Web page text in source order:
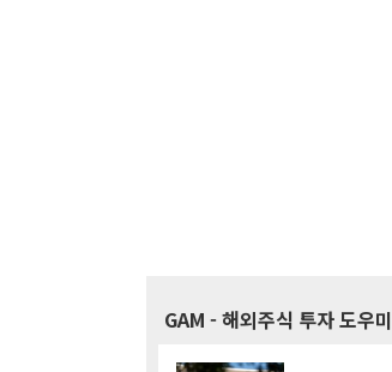
GAM - 해외주식 투자 도우미